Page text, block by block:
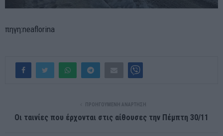
πηγη:neaflorina
ΠΡΟΗΓΟΎΜΕΝΗ ΑΝΆΡΤΗΣΗ
Οι ταινίες που έρχονται στις αίθουσες την Πέμπτη 30/11